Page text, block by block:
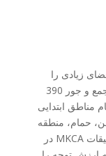
زیادی را
برای خانه‌های شهری مدرن آزاد کند. فضای جمع و جور 390
مناطق ابتدایی
حمام، منطقه
غذاخوری و غیره، به لطف آخرین تکامل تحقیقات MKCA در